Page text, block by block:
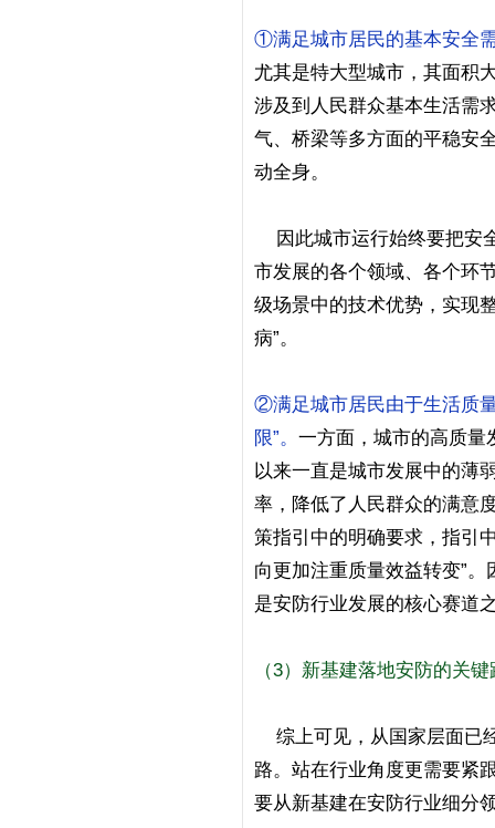
①满足城市居民的基本安全
尤其是特大型城市，其面积
涉及到人民群众基本生活需
气、桥梁等多方面的平稳安
动全身。
因此城市运行始终要把安
市发展的各个领域、各个环
级场景中的技术优势，实现
病”。
②满足城市居民由于生活质
限”。 一方面，城市的高质量
以来一直是城市发展中的薄
率，降低了人民群众的满意
策指引中的明确要求，指引
向更加注重质量效益转变”
是安防行业发展的核心赛道
（3）新基建落地安防的关键
综上可见，从国家层面已
路。站在行业角度更需要紧
要从新基建在安防行业细分